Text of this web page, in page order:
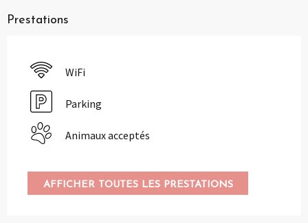
Prestations
WiFi
Parking
Animaux acceptés
AFFICHER TOUTES LES PRESTATIONS